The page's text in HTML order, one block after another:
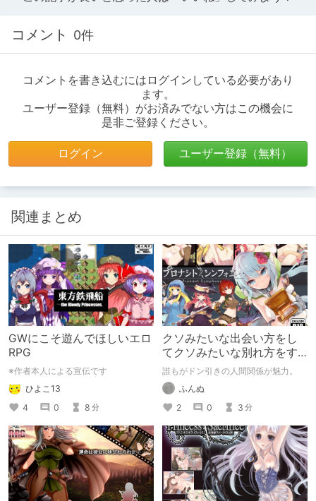
コメント 0件
コメントを書き込むにはログインしている必要があり
ます。
ユーザー登録（無料）がお済みでない方はこの機会に
是非ご登録ください。
ログイン ユーザー登録（無料）
関連まとめ
GWにこそ遊んでほしいエロ
RPG
※作者本人による宣伝です
ひよこ13
4
0 8 分
クソみたいな出会い方をし
てクソみたいな別れ方をす
るエロゲ
誰もがドン引きの人間関係が魅力。
ふんぬ
2
0 3 分